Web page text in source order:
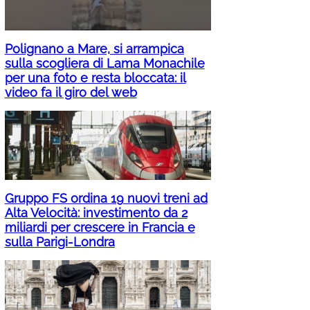
Polignano a Mare, si arrampica
sulla scogliera di Lama Monachile
per una foto e resta bloccata: il
video fa il giro del web
Gruppo FS ordina 19 nuovi treni ad
Alta Velocità: investimento da 2
miliardi per crescere in Francia e
sulla Parigi-Londra